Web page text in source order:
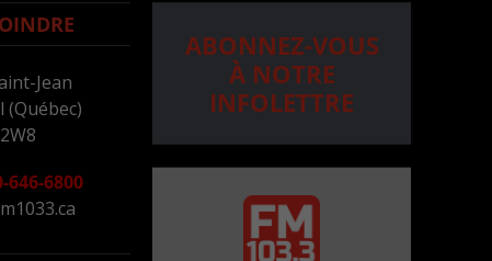
Jean
(Québec)
646-6800
ABONNEZ-VOUS
À NOTRE
INFOLETTRE